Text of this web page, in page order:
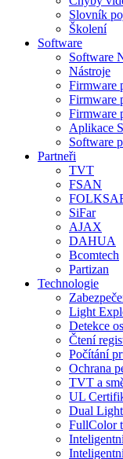
Slovník
Školení
Software
Software
Nástroje
Firmware
Firmware
Firmware
Aplikace
Software
Partneři
TVT
FSAN
SiFar
AJAX
DAHUA
Bcomtech
Partizan
Technologie
Light
Detekce
Čtení
Počítání
Ochrana
TVT a
UL
Dual
FullColor